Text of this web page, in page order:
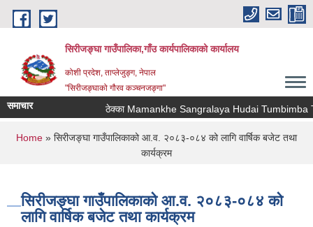
Skip to main content
सिरीजङ्घा गाउँपालिका,गाँउ कार्यपालिकाको कार्यालय
कोशी प्रदेश, ताप्लेजुङ्ग, नेपाल
"सिरीजङ्घाको गौरव कञ्चनजङ्गा"
समाचार ठेक्का Mamankhe Sangralaya Hudai Tumbimba
You are here
Home » सिरीजङ्घा गाउँपालिकाको आ.व. २०८३-०८४ को लागि वार्षिक बजेट तथा
कार्यक्रम
सिरीजङ्घा गाउँपालिकाको आ.व. २०८३-०८४ को
लागि वार्षिक बजेट तथा कार्यक्रम